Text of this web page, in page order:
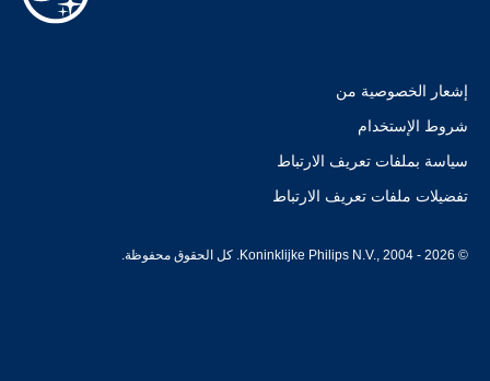
إشعار الخصوصية من
شروط الإستخدام
سياسة بملفات تعريف الارتباط
تفضيلات ملفات تعريف الارتباط
© Koninklijke Philips N.V., 2004 - 2026. كل الحقوق محفوظة.